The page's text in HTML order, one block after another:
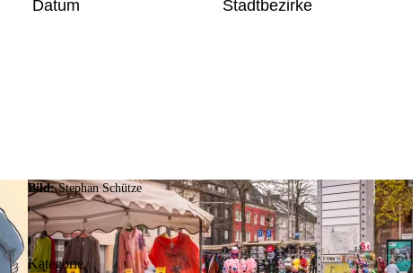
Datum Stadtbezirke
Bild:Stephan Schütze
Kategorie